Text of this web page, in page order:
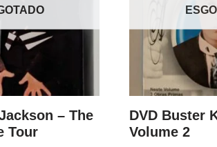
– The
Tour
DVD Buster
Volume 2